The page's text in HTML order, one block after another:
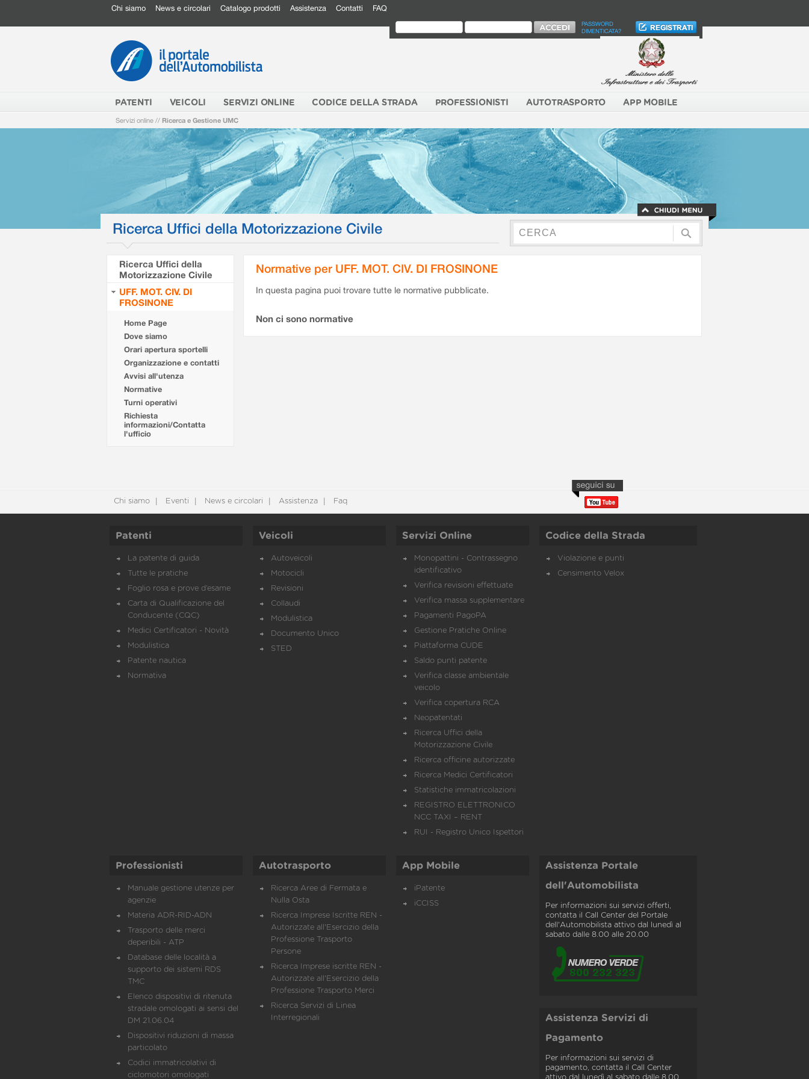
Chi siamo News e circolari Catalogo prodotti Assistenza Contatti FAQ
PASSWORD
DIMENTICATA?
PATENTI VEICOLI SERVIZI ONLINE CODICE DELLA STRADA PROFESSIONISTI AUTOTRASPORTO APP MOBILE
Servizi online // Ricerca e Gestione UMC
Ricerca Uffici della Motorizzazione Civile
Ricerca Uffici della
Motorizzazione Civile
UFF. MOT. CIV. DI
FROSINONE
Home Page
Dove siamo
Orari apertura sportelli
Organizzazione e contatti
Avvisi all'utenza
Normative
Turni operativi
Richiesta
informazioni/Contatta
l'ufficio
Normative per UFF. MOT. CIV. DI FROSINONE
In questa pagina puoi trovare tutte le normative pubblicate.
Non ci sono normative
Chi siamo Eventi News e circolari Assistenza Faq
Patenti
La patente di guida
Tutte le pratiche
Foglio rosa e prove d’esame
Carta di Qualificazione del
Conducente (CQC)
Medici Certificatori - Novità
Modulistica
Patente nautica
Normativa
Veicoli
Autoveicoli
Motocicli
Revisioni
Collaudi
Modulistica
Documento Unico
STED
Servizi Online
Monopattini - Contrassegno
identificativo
Verifica revisioni effettuate
Verifica massa supplementare
Pagamenti PagoPA
Gestione Pratiche Online
Piattaforma CUDE
Saldo punti patente
Verifica classe ambientale
veicolo
Verifica copertura RCA
Neopatentati
Ricerca Uffici della
Motorizzazione Civile
Ricerca officine autorizzate
Ricerca Medici Certificatori
Statistiche immatricolazioni
REGISTRO ELETTRONICO
NCC TAXI – RENT
RUI - Registro Unico Ispettori
Codice della Strada
Violazione e punti
Censimento Velox
Professionisti
Manuale gestione utenze per
agenzie
Materia ADR-RID-ADN
Trasporto delle merci
deperibili - ATP
Database delle località a
supporto dei sistemi RDS
TMC
Elenco dispositivi di ritenuta
stradale omologati ai sensi del
DM 21.06.04
Dispositivi riduzioni di massa
particolato
Codici immatricolativi di
ciclomotori omologati
Autotrasporto
Ricerca Aree di Fermata e
Nulla Osta
Ricerca Imprese Iscritte REN -
Autorizzate all'Esercizio della
Professione Trasporto
Persone
Ricerca Imprese iscritte REN -
Autorizzate all'Esercizio della
Professione Trasporto Merci
Ricerca Servizi di Linea
Interregionali
App Mobile
iPatente
iCCISS
Assistenza Portale
dell'Automobilista
Per informazioni sui servizi offerti,
contatta il Call Center del Portale
dell'Automobilista attivo dal lunedì al
sabato dalle 8.00 alle 20.00
Assistenza Servizi di
Pagamento
Per informazioni sui servizi di
pagamento, contatta il Call Center